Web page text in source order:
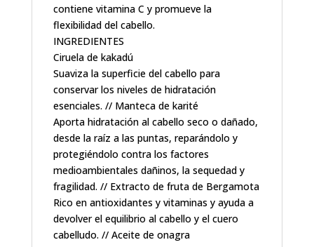
contiene vitamina C y promueve la
flexibilidad del cabello.
INGREDIENTES
Ciruela de kakadú
Suaviza la superficie del cabello para
conservar los niveles de hidratación
esenciales. // Manteca de karité
Aporta hidratación al cabello seco o dañado,
desde la raíz a las puntas, reparándolo y
protegiéndolo contra los factores
medioambientales dañinos, la sequedad y
fragilidad. // Extracto de fruta de Bergamota
Rico en antioxidantes y vitaminas y ayuda a
devolver el equilibrio al cabello y el cuero
cabelludo. // Aceite de onagra